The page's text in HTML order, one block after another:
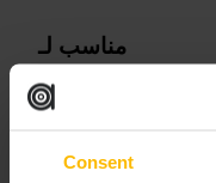
Consent
مناسب لـ
#